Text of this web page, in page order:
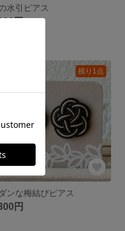
水引ピアス
円
残り1点
ンな梅結びピアス
円